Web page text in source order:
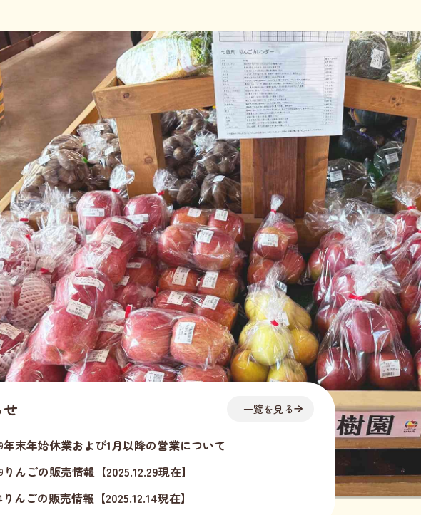
一覧を見る
年末年始休業および1月以降の営業について
りんごの販売情報【2025.12.29現在】
りんごの販売情報【2025.12.14現在】